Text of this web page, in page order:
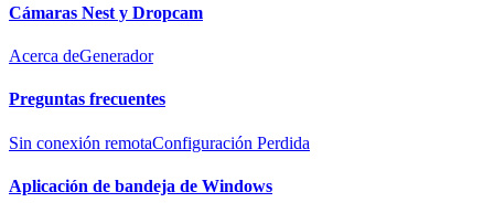
Cámaras Nest y Dropcam
Acerca deGenerador
Preguntas frecuentes
Sin conexión remotaConfiguración Perdida
Aplicación de bandeja de Windows